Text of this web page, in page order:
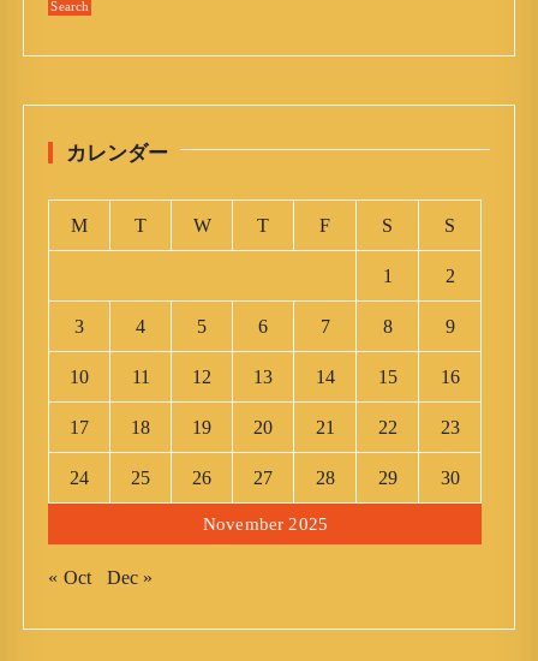
カレンダー
November 2025
M T W T F S S
1 2
3 4 5 6 7 8 9
10 11 12 13 14 15 16
17 18 19 20 21 22 23
24 25 26 27 28 29 30
« Oct Dec »